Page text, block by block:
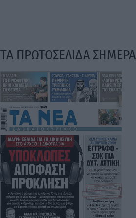
ΤΑ ΠΡΩΤΟΣΕΛΙΔΑ ΣΗΜΕΡΑ